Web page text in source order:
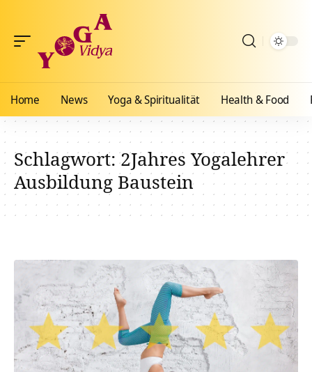
Home News Yoga & Spiritualität Health & Food
Schlagwort:2Jahres Yogalehrer
Ausbildung Baustein